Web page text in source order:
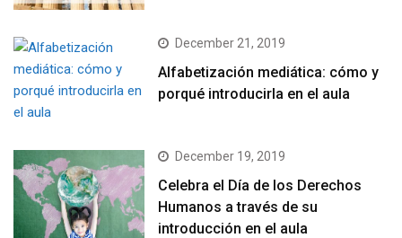
December 21, 2019
Alfabetización mediática: cómo y
porqué introducirla en el aula
December 19, 2019
Celebra el Día de los Derechos
Humanos a través de su
introducción en el aula